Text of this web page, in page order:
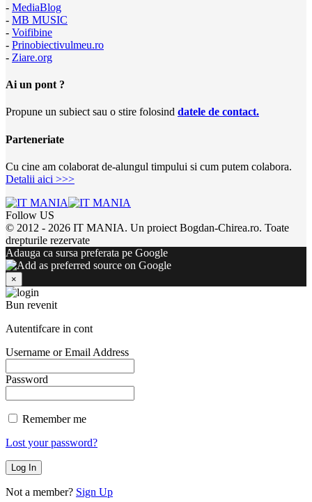
- MediaBlog
- MB MUSIC
- Voifibine
- Prinobiectivulmeu.ro
- Ziare.org
Ai un pont ?
Propune un subiect sau o stire folosind datele de contact.
Parteneriate
Cu cine am colaborat de-alungul timpului si cum putem colabora.
Detalii aici >>>
Follow US
© 2012 - 2026 IT MANIA. Un proiect Bogdan-Chirea.ro. Toate
drepturile rezervate
Adauga ca sursa preferata pe Google
×
Bun revenit
Autentifcare in cont
Username or Email Address
Password
Remember me
Lost your password?
Not a member? Sign Up